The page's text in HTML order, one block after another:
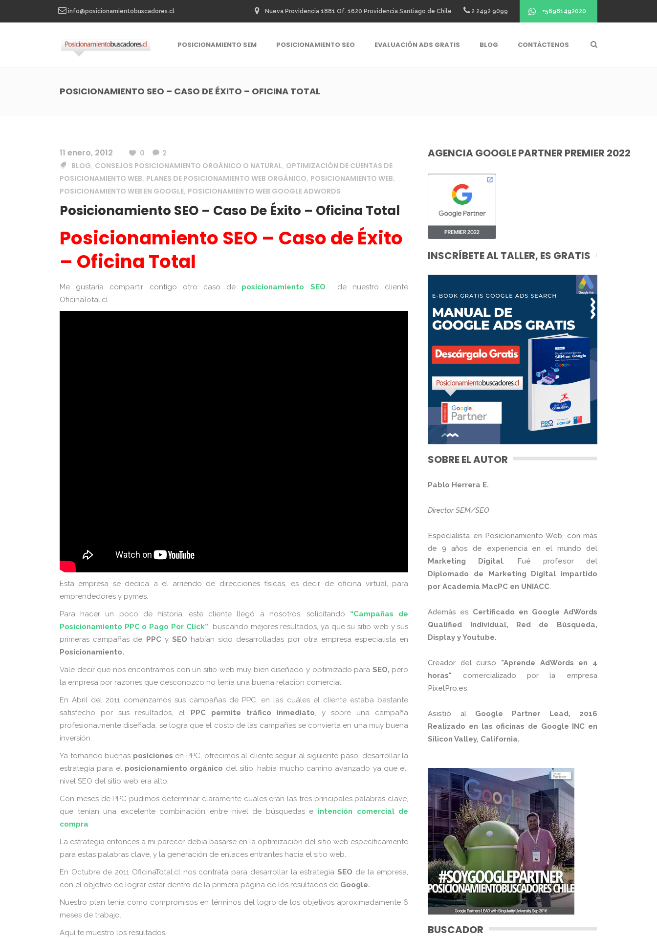
info@posicionamientobuscadores.cl Nueva Providencia 1881 Of. 1620 Providencia Santiago de Chile 2 2492 9099 +56981492020
POSICIONAMIENTO SEM POSICIONAMIENTO SEO EVALUACIÓN ADS GRATIS BLOG CONTÁCTENOS
POSICIONAMIENTO SEO – CASO DE ÉXITO – OFICINA TOTAL
11 enero, 2012 0
2
BLOG, CONSEJOS POSICIONAMIENTO ORGÁNICO O NATURAL, OPTIMIZACIÓN DE CUENTAS DE
POSICIONAMIENTO WEB, PLANES DE POSICIONAMIENTO WEB ORGÁNICO, POSICIONAMIENTO WEB,
POSICIONAMIENTO WEB EN GOOGLE, POSICIONAMIENTO WEB GOOGLE ADWORDS
Posicionamiento SEO – Caso De Éxito – Oficina Total
Posicionamiento SEO – Caso de Éxito
– Oficina Total
Me gustaría compartir contigo otro caso de posicionamiento SEO
de nuestro cliente
OficinaTotal.cl
Esta empresa se dedica a el arriendo de direcciones físicas, es decir de oficina virtual, para
emprendedores y pymes.
Para hacer un poco de historia, este cliente llegó a nosotros, solicitando “Campañas de
Posicionamiento PPC o Pago Por Click”
buscando mejores resultados, ya que su sitio web y sus
primeras campañas de PPC y SEO habían sido desarrolladas por otra empresa especialista en
Posicionamiento.
Vale decir que nos encontramos con un sitio web muy bien diseñado y optimizado para SEO, pero
la empresa por razones que desconozco no tenía una buena relación comercial.
En Abril del 2011 comenzamos sus campañas de PPC, en las cuáles el cliente estaba bastante
satisfecho por sus resultados, el PPC permite tráfico inmediato, y sobre una campaña
profesionalmente diseñada, se logra que el costo de las campañas se convierta en una muy buena
inversión.
Ya tomando buenas posiciones en PPC, ofrecimos al cliente seguir al siguiente paso, desarrollar la
estrategia para el posicionamiento orgánico del sitio, había mucho camino avanzado ya que el
nivel SEO del sitio web era alto.
Con meses de PPC pudimos determinar claramente cuáles eran las tres principales palabras clave,
que tenían una excelente combinación entre nivel de búsquedas e intención comercial de
compra
La estrategia entonces a mi parecer debía basarse en la optimización del sitio web específicamente
para estas palabras clave, y la generación de enlaces entrantes hacia el sitio web.
En Octubre de 2011 OficinaTotal.cl nos contrata para desarrollar la estrategiaSEO de la empresa,
con el objetivo de lograr estar dentro de la primera página de los resultados de Google.
Nuestro plan tenía como compromisos en términos del logro de los objetivos aproximadamente 6
meses de trabajo.
Aquí te muestro los resultados.
AGENCIA GOOGLE PARTNER PREMIER 2022
INSCRÍBETE AL TALLER, ES GRATIS
SOBRE EL AUTOR
Pablo Herrera E.
Director SEM/SEO
Especialista en Posicionamiento Web, con más
de 9 años de experiencia en el mundo del
Marketing Digital. Fué profesor del
Diplomado de Marketing Digital impartido
por Academia MacPC en UNIACC.
Además es Certificado en Google AdWords
Qualified Individual, Red de Búsqueda,
Display y Youtube.
Creador del curso "Aprende AdWords en 4
horas" comercializado por la empresa
PixelPro.es
Asistió al Google Partner Lead, 2016
Realizado en las oficinas de Google INC en
Silicon Valley, California.
BUSCADOR